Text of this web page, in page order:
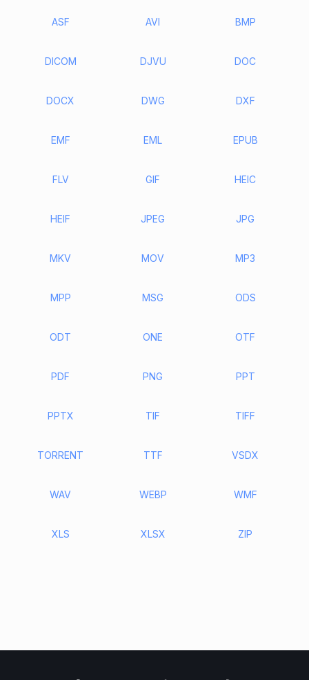
ASF AVI BMP
DICOM DJVU DOC
DOCX DWG DXF
EMF EML EPUB
FLV GIF HEIC
HEIF JPEG JPG
MKV MOV MP3
MPP MSG ODS
ODT ONE OTF
PDF PNG PPT
PPTX TIF TIFF
TORRENT TTF VSDX
WAV WEBP WMF
XLS XLSX ZIP